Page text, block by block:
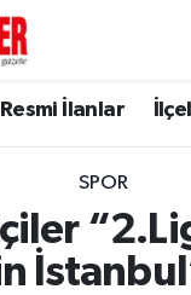
Resmi İlanlar
SPOR
Vakitleri